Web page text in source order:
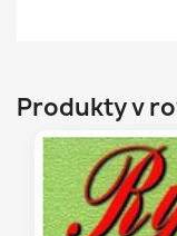
Produkty v